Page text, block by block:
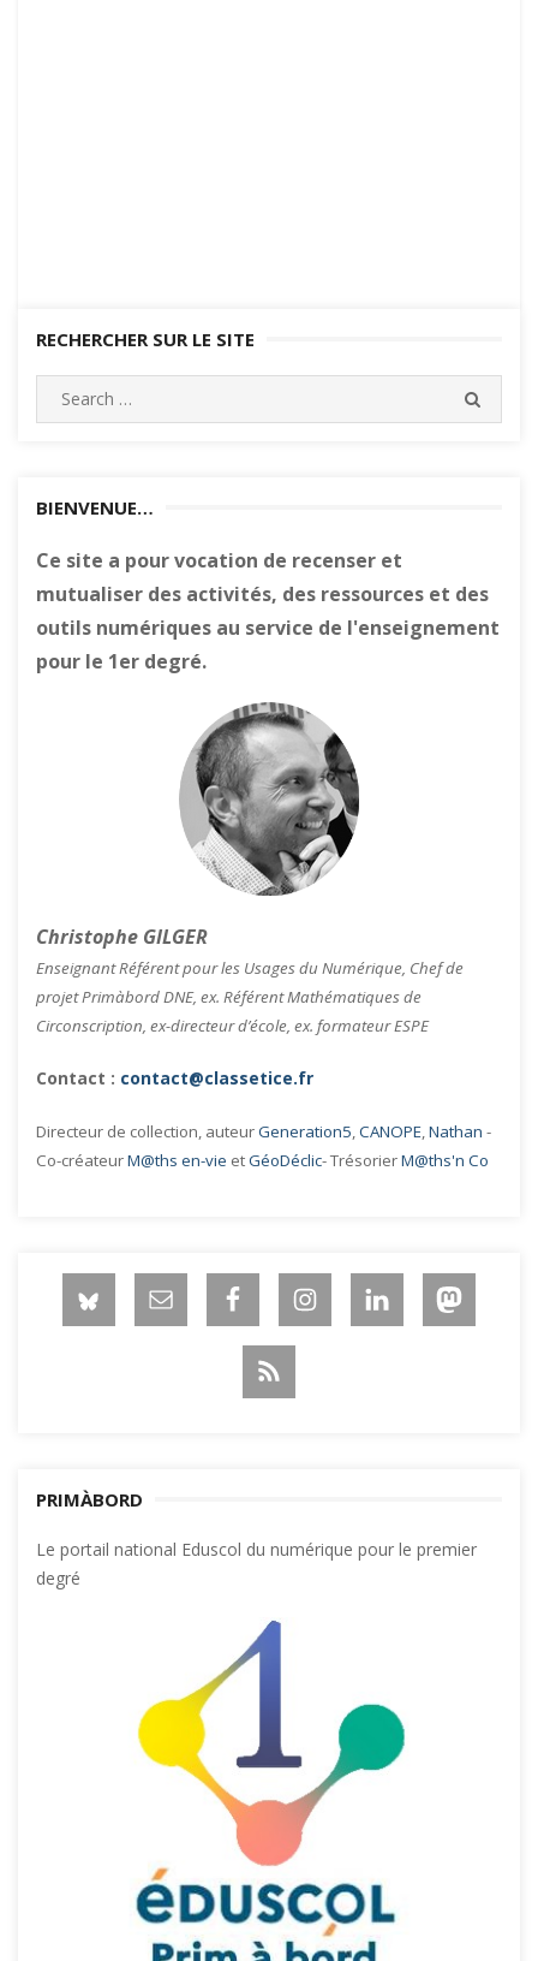
RECHERCHER SUR LE SITE
Search
for:
BIENVENUE…
Ce site a pour vocation de recenser et
mutualiser des activités, des ressources et des
outils numériques au service de l'enseignement
pour le 1er degré.
Christophe GILGER
Enseignant Référent pour les Usages du Numérique, Chef de
projet Primàbord DNE, ex. Référent Mathématiques de
Circonscription, ex-directeur d’école, ex. formateur ESPE
Contact : contact@classetice.fr
Directeur de collection, auteurGeneration5,CANOPE,Nathan -
Co-créateurM@ths en-vie etGéoDéclic- TrésorierM@ths'n Co
PRIMÀBORD
Le portail national Eduscol du numérique pour le premier
degré